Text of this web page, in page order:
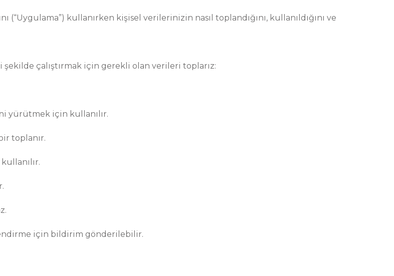
kullanırken kişisel verilerinizin nasıl toplandığını, kullanıldığını ve
çalıştırmak için gerekli olan verileri toplarız:
yürütmek için kullanılır.
toplanır.
için bildirim gönderilebilir.